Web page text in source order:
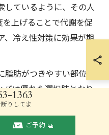
しているように、その人
上げることで代謝を促
、冷え性対策に効果が期
肪がつきやすい部位へ
バは優れた選択肢となり
まり、リンパや血流の
排出もサポートされま
1363
りしてま
ご予約